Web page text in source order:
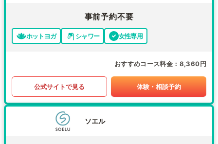
事前予約不要
ホットヨガ シャワー 女性専用
おすすめコース料金 8,360円
公式サイトで見る 体験・相談予約
ソエル